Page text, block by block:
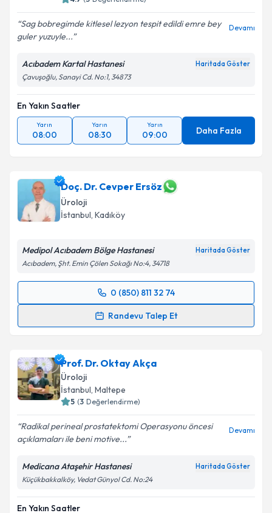
Kişisel verilerimin işlenmesine ilişkinAydınlatma
Metni
Sag bobregimde kitlesel lezyon tespit edildi emre bey
guler yuzuyle...
Devamı
Acıbadem Kartal Hastanesi Haritada Göster
Çavuşoğlu, Sanayi Cd. No:1, 34873
En Yakın Saatler
Yarın
08:00
Yarın
08:30
Yarın
09:00 Daha Fazla
Doç. Dr. Cevper Ersöz
Üroloji
İstanbul, Kadıköy
Medipol Acıbadem Bölge Hastanesi Haritada Göster
Acıbadem, Şht. Emin Çölen Sokağı No:4, 34718
0 (850) 811 32 74
Randevu Talep Et
Randevu Takvimi Talebi
takvim hazırlandığında e-posta ile bilgilendireceğiz.
E-posta Adresiniz
kapsamda işlenmesini kabul ediyorum.
Prof. Dr. Oktay Akça
Üroloji
İstanbul, Maltepe
5 (3 Değerlendirme)
Radikal perineal prostatektomi Operasyonu öncesi
açıklamaları ile beni motive...
Devamı
Medicana Ataşehir Hastanesi Haritada Göster
Küçükbakkalköy, Vedat Günyol Cd. No:24
En Yakın Saatler